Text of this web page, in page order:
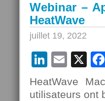
Webinar –
HeatWave
juillet 19, 2022
LinkedIn
Email
X
HeatWave
utilisateurs ont